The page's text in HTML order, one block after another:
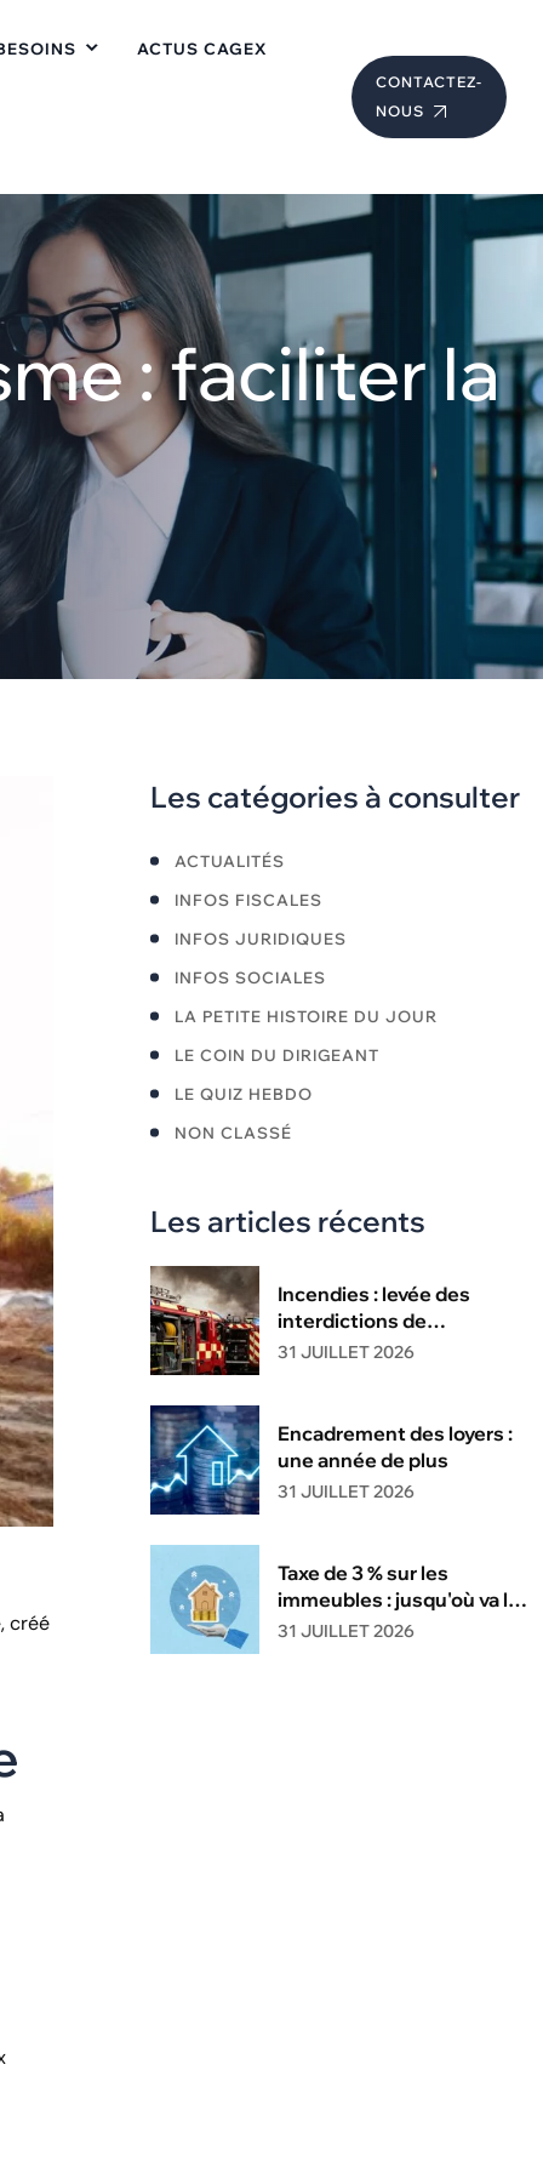
ACTUS CAGEX
CONTACTEZ-
NOUS
: faciliter la
créé
Les catégories à consulter
ACTUALITÉS
INFOS FISCALES
INFOS JURIDIQUES
INFOS SOCIALES
LA PETITE HISTOIRE DU JOUR
LE COIN DU DIRIGEANT
LE QUIZ HEBDO
NON CLASSÉ
Les articles récents
Incendies : levée des
interdictions de
circulation
31 JUILLET 2026
Encadrement des loyers :
une année de plus
31 JUILLET 2026
Taxe de 3 % sur les
immeubles : jusqu'où va la
tolérance de
31 JUILLET 2026